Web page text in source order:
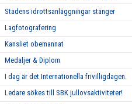
Stadens idrottsanläggningar stänger
Lagfotografering
Kansliet obemannat
Medaljer & Diplom
I dag är det Internationella frivilligdagen.
Ledare sökes till SBK jullovsaktiviteter!